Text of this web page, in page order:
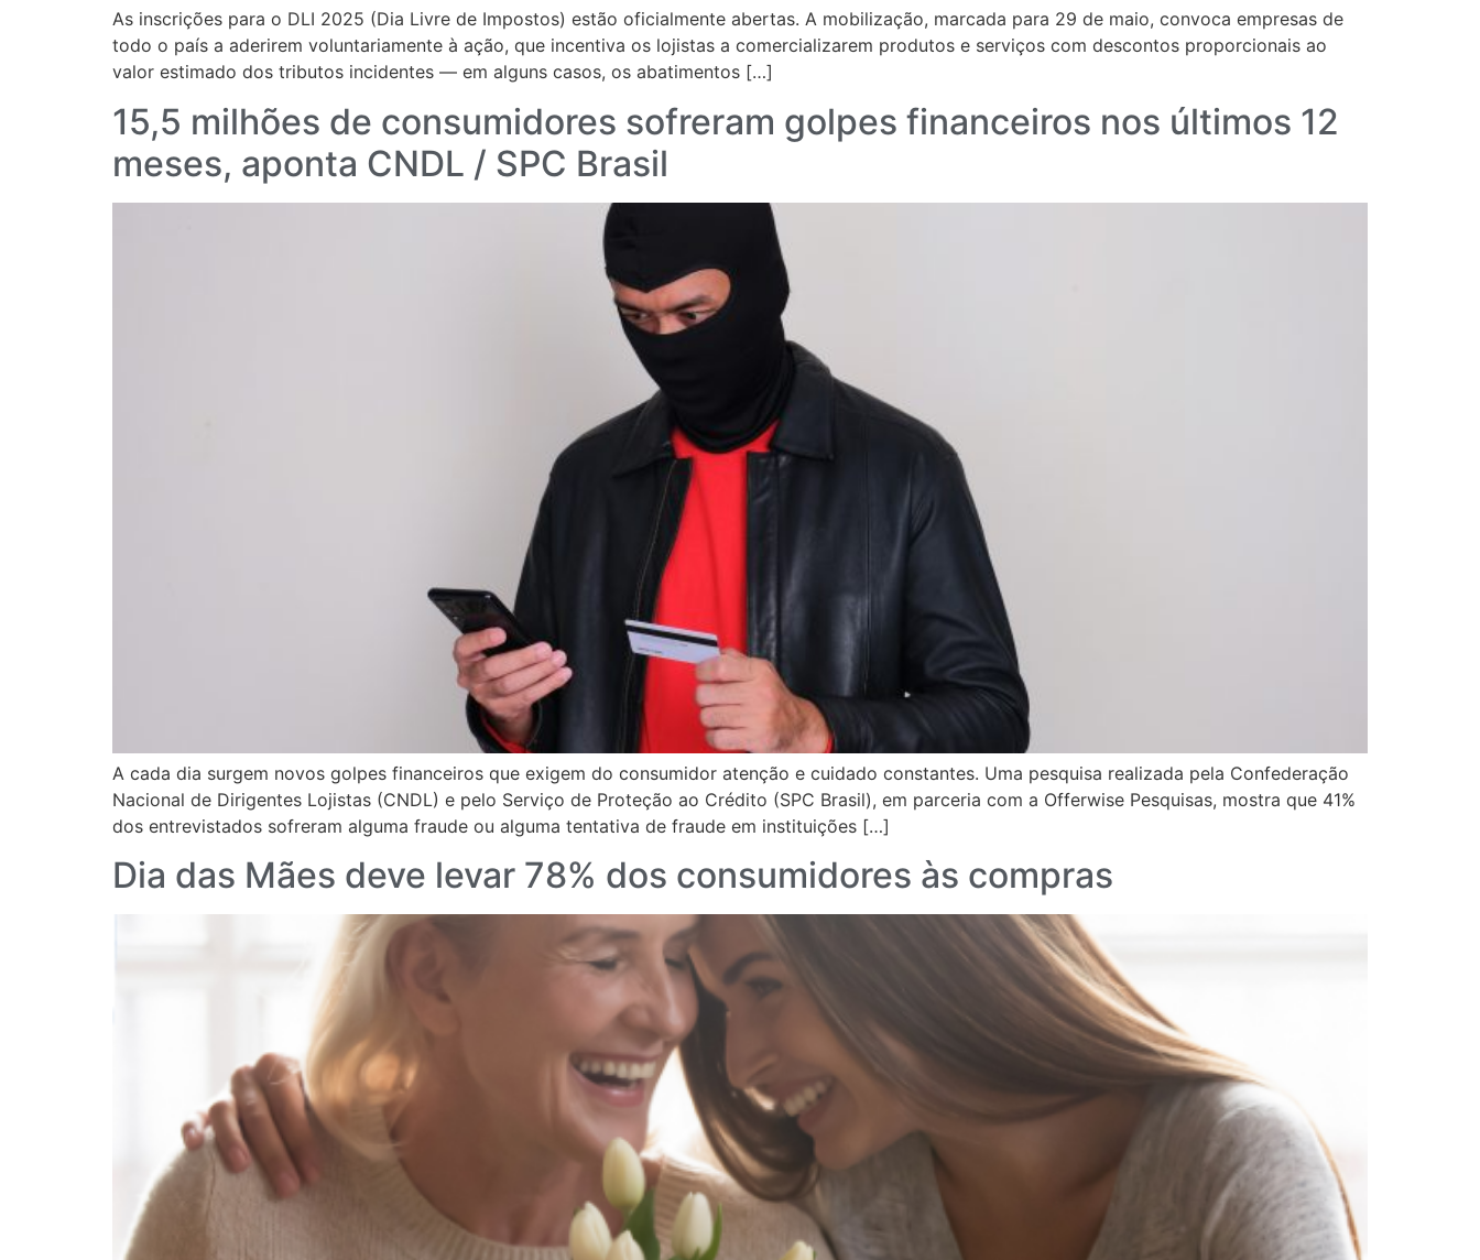
As inscrições para o DLI 2025 (Dia Livre de Impostos) estão oficialmente abertas. A mobilização, marcada para 29 de maio, convoca empresas de
todo o país a aderirem voluntariamente à ação, que incentiva os lojistas a comercializarem produtos e serviços com descontos proporcionais ao
valor estimado dos tributos incidentes — em alguns casos, os abatimentos […]
15,5 milhões de consumidores sofreram golpes financeiros nos últimos 12
meses, aponta CNDL / SPC Brasil
A cada dia surgem novos golpes financeiros que exigem do consumidor atenção e cuidado constantes. Uma pesquisa realizada pela Confederação
Nacional de Dirigentes Lojistas (CNDL) e pelo Serviço de Proteção ao Crédito (SPC Brasil), em parceria com a Offerwise Pesquisas, mostra que 41%
dos entrevistados sofreram alguma fraude ou alguma tentativa de fraude em instituições […]
Dia das Mães deve levar 78% dos consumidores às compras